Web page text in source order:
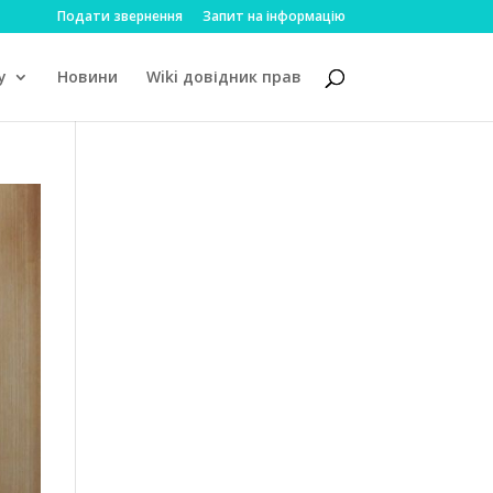
Подати звернення Запит на інформацію
Новини Wiki довідник прав